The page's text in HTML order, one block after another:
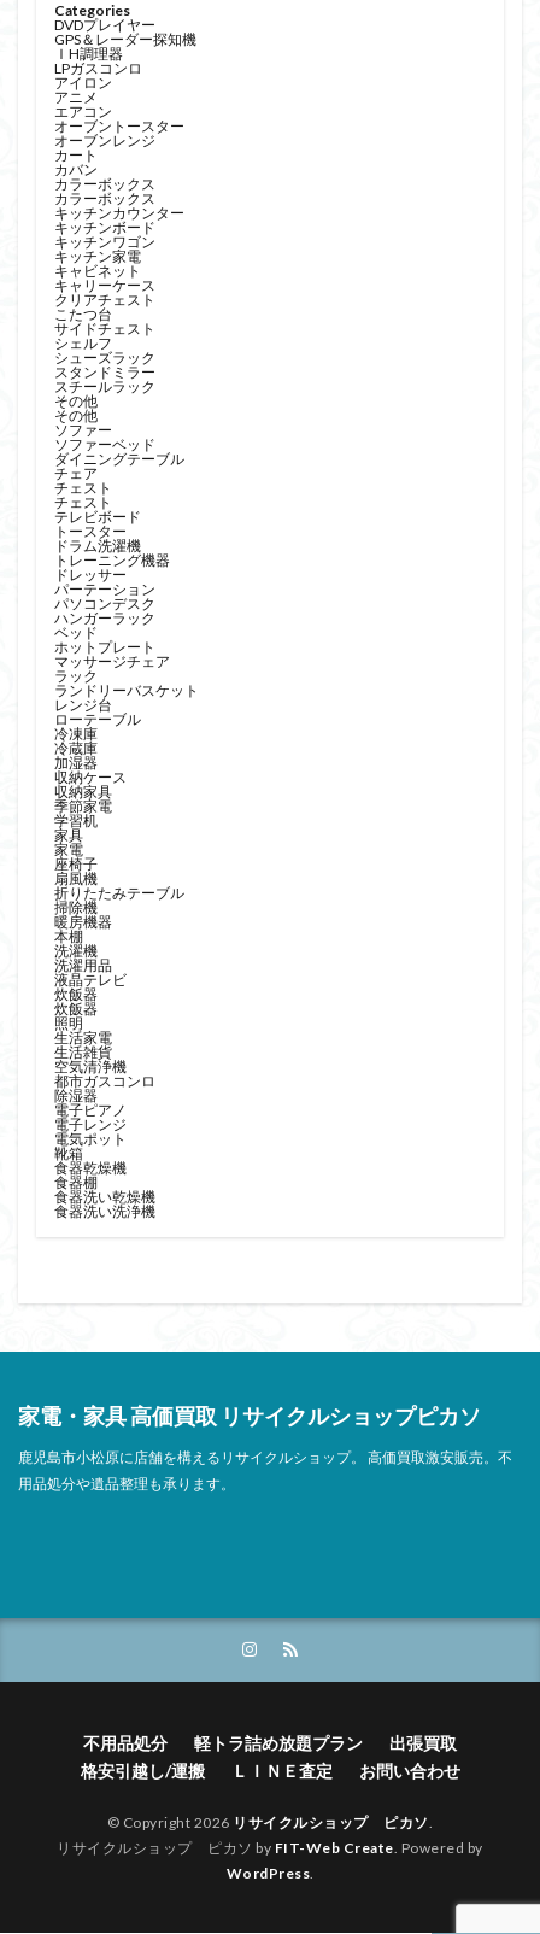
ト
鹿児島市 リサイクルショップピカソ パーテーション
鹿児島市 リサイクルショップピカソ マホービン 電気ポ
ット
鹿児島市 リサイクルショップピカソ 冷凍冷蔵庫
鹿児島市 リサイクルショップ ピカソ 掃除機
鹿児島市 リサイクルショップ ピカソ マッサージ機
鹿児島市 リサイクルショップ ピカソ ランドリーバスケッ
ト
鹿児島市 リサイクルショップ ピカソ リトグラフ
鹿児島市 リサイクルショップ ピカソ レーダー探知機
鹿児島市 リサイクルショップ ピカソ レンジ台
鹿児島市 リサイクルショップ ピカソ ローチェスト
鹿児島市 リサイクルショップ ピカソ ローテーブル
鹿児島市 リサイクルショップ ピカソ 全自動洗濯機
鹿児島市 リサイクルショップ ピカソ 冷蔵庫
鹿児島市 リサイクルショップ ピカソ 学習机
鹿児島市 リサイクルショップ ピカソ 洗濯機
鹿児島市 リサイクルショップ ピカソ パソコンデスク
鹿児島市 リサイクルショップ ピカソ 炊飯器
鹿児島市 リサイクルショップ ピカソ 空気加湿清浄機
鹿児島市 リサイクルショップ ピカソ 衣装ケース
鹿児島市 リサイクルショップ ピカソ 衣類乾燥除湿機
鹿児島市 リサイクルショップ ピカソ 都市ガスレンジ
鹿児島市 リサイクルショップ ピカソ 除湿器
鹿児島市 リサイクルショップ ピカソ 電子レンジ
鹿児島市 リサイクルショップ ピカソ 食器棚
鹿児島市 リサイクルショップピカソ カウチソファ
鹿児島市 リサイクルショップピカソ ソファベッド カウチ
ソファ
鹿児島市 リサイクルショップピカソ 丸テーブル
鹿児島市 リサイクルショップ ピカソ ファンヒーター
鹿児島市 リサイクルショップ ピカソ テレビボード
鹿児島市 リサイクルショップピカソ ワークチェア
鹿児島市 リサイクルショップ ピカソ アートセット
鹿児島市 リサイクルショップピカソ 衣類乾燥機
鹿児島市 リサイクルショップピカソ 都市ガス ガスコン
ロ
鹿児島市 リサイクルショップピカソ 食器乾燥機
鹿児島市 リサイクルショップ ピカソ カウンターレンジ台
鹿児島市 リサイクルショップ ピカソ ガスコンロ
鹿児島市 リサイクルショップ ピカソ ガステーブル
鹿児島市 リサイクルショップ ピカソ カラーボックス
Categories
DVDプレイヤー
GPS＆レーダー探知機
ＩH調理器
LPガスコンロ
アイロン
アニメ
エアコン
オーブントースター
オーブンレンジ
カート
カバン
カラーボックス
カラーボックス
キッチンカウンター
キッチンボード
キッチンワゴン
キッチン家電
キャビネット
キャリーケース
クリアチェスト
こたつ台
サイドチェスト
シェルフ
シューズラック
スタンドミラー
スチールラック
その他
その他
ソファー
ソファーベッド
ダイニングテーブル
チェア
チェスト
チェスト
テレビボード
トースター
ドラム洗濯機
トレーニング機器
ドレッサー
パーテーション
パソコンデスク
ハンガーラック
ベッド
ホットプレート
マッサージチェア
ラック
ランドリーバスケット
レンジ台
ローテーブル
冷凍庫
冷蔵庫
加湿器
収納ケース
収納家具
季節家電
学習机
家具
家電
座椅子
扇風機
折りたたみテーブル
掃除機
暖房機器
本棚
洗濯機
洗濯用品
液晶テレビ
炊飯器
炊飯器
照明
生活家電
生活雑貨
空気清浄機
都市ガスコンロ
除湿器
電子ピアノ
電子レンジ
電気ポット
靴箱
食器乾燥機
食器棚
食器洗い乾燥機
食器洗い洗浄機
家電・家具 高価買取 リサイクルショップピカソ
鹿児島市小松原に店舗を構えるリサイクルショップ。 高価買取激安販売。不
用品処分や遺品整理も承ります。
不用品処分 軽トラ詰め放題プラン
出張買取
格安引越し/運搬
ＬＩＮＥ査定 お問い合わせ
© Copyright 2026 リサイクルショップ ピカソ.
リサイクルショップ ピカソ by FIT-Web Create. Powered by
WordPress.